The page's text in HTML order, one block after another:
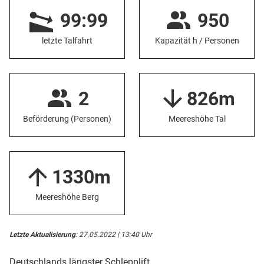
99:99
letzte Talfahrt
950
Kapazität h / Personen
2
Beförderung (Personen)
826m
Meereshöhe Tal
1330m
Meereshöhe Berg
Letzte Aktualisierung: 27.05.2022 | 13:40 Uhr